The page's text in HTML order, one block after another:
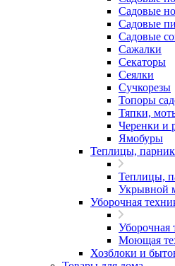
Садовые
Садовые
Садовые
Сажалки
Секаторы
Сеялки
Сучкорезы
Топоры
Тяпки,
Черенки и
Ямобуры
Теплицы,
Теплицы,
Укрывной
Уборочная
Уборочная
Моющая
Хозблоки и